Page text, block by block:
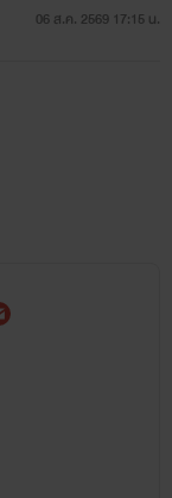
06 ส.ค. 2569 17:15 น.